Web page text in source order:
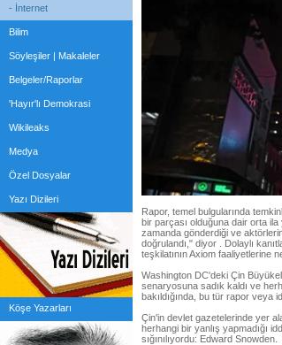
- İnternet
Bilim
Söyleşiler | Makaleler
Belgeler/Raporlar
'Hayır'lı Demokrasi
Wikileaks
Medya
Özel Dosyalar
Yazı Dizileri
Köşe Yazarları
Rapor, temel bulgularında
bir parçası olduğuna dair orta
zamanda gönderdiği ve
doğrulandı," diyor . Dolaylı
teşkilatının Axiom faaliyetlerine
Washington DC'deki Çin
senaryosuna sadık kaldı ve
bakıldığında, bu tür rapor veya
Çin'in devlet gazetelerinde yer
herhangi bir yanlış yapmadığı
sığınılıyordu: Edward Snowden.